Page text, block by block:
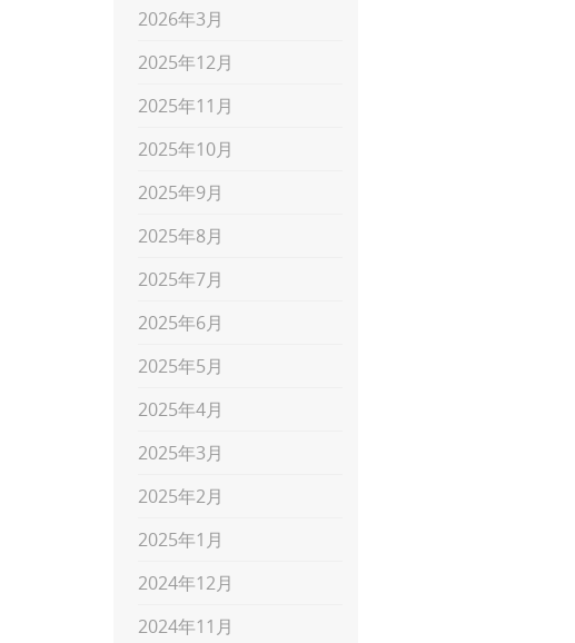
2026年3月
2025年12月
2025年11月
2025年10月
2025年9月
2025年8月
2025年7月
2025年6月
2025年5月
2025年4月
2025年3月
2025年2月
2025年1月
2024年12月
2024年11月